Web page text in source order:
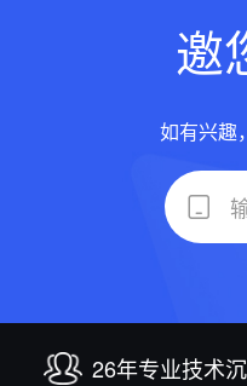
邀
如有兴趣
26年专业技术